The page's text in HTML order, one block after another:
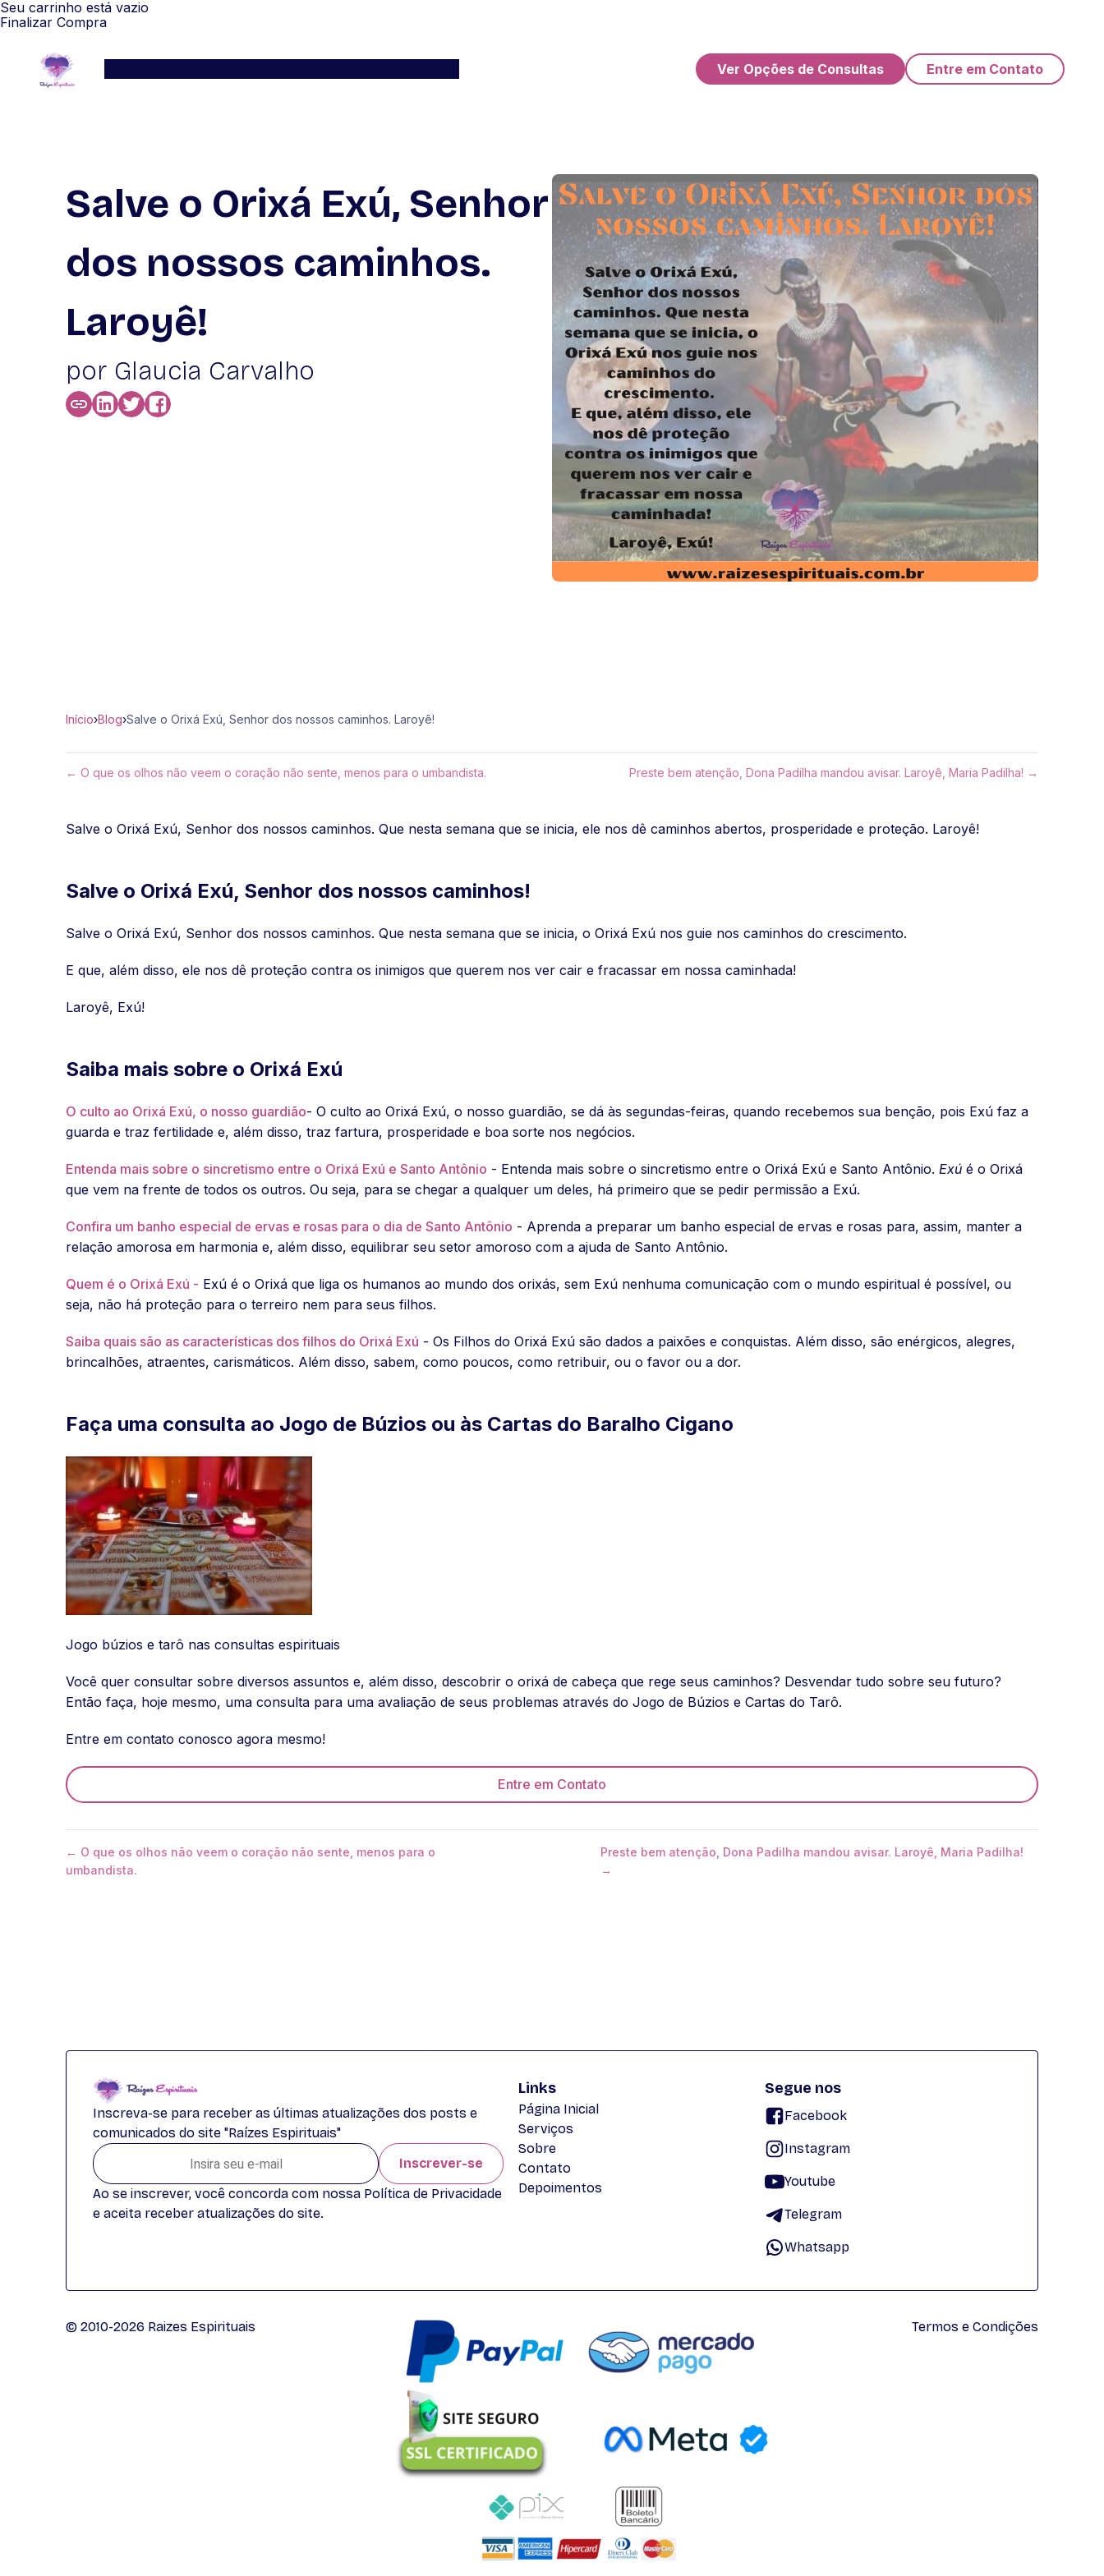
Seu carrinho está vazio
Finalizar Compra
Ver Opções de Consultas Entre em Contato
Salve o Orixá Exú, Senhor
dos nossos caminhos.
Laroyê!
por Glaucia Carvalho
Início›Blog›Salve o Orixá Exú, Senhor dos nossos caminhos. Laroyê!
← O que os olhos não veem o coração não sente, menos para o umbandista. Preste bem atenção, Dona Padilha mandou avisar. Laroyê, Maria Padilha! →
Salve o Orixá Exú, Senhor dos nossos caminhos. Que nesta semana que se inicia, ele nos dê caminhos abertos, prosperidade e proteção. Laroyê!
Salve o Orixá Exú, Senhor dos nossos caminhos!
Salve o Orixá Exú, Senhor dos nossos caminhos. Que nesta semana que se inicia, o Orixá Exú nos guie nos caminhos do crescimento.
E que, além disso, ele nos dê proteção contra os inimigos que querem nos ver cair e fracassar em nossa caminhada!
Laroyê, Exú!
Saiba mais sobre o Orixá Exú
O culto ao Orixá Exú, o nosso guardião- O culto ao Orixá Exú, o nosso guardião, se dá às segundas-feiras, quando recebemos sua benção, pois Exú faz a
guarda e traz fertilidade e, além disso, traz fartura, prosperidade e boa sorte nos negócios.
Entenda mais sobre o sincretismo entre o Orixá Exú e Santo Antônio - Entenda mais sobre o sincretismo entre o Orixá Exú e Santo Antônio. Exú é o Orixá
que vem na frente de todos os outros. Ou seja, para se chegar a qualquer um deles, há primeiro que se pedir permissão a Exú.
Confira um banho especial de ervas e rosas para o dia de Santo Antônio - Aprenda a preparar um banho especial de ervas e rosas para, assim, manter a
relação amorosa em harmonia e, além disso, equilibrar seu setor amoroso com a ajuda de Santo Antônio.
Quem é o Orixá Exú - Exú é o Orixá que liga os humanos ao mundo dos orixás, sem Exú nenhuma comunicação com o mundo espiritual é possível, ou
seja, não há proteção para o terreiro nem para seus filhos.
Saiba quais são as características dos filhos do Orixá Exú - Os Filhos do Orixá Exú são dados a paixões e conquistas. Além disso, são enérgicos, alegres,
brincalhões, atraentes, carismáticos. Além disso, sabem, como poucos, como retribuir, ou o favor ou a dor.
Faça uma consulta ao Jogo de Búzios ou às Cartas do Baralho Cigano
Jogo búzios e tarô nas consultas espirituais
Você quer consultar sobre diversos assuntos e, além disso, descobrir o orixá de cabeça que rege seus caminhos? Desvendar tudo sobre seu futuro?
Então faça, hoje mesmo, uma consulta para uma avaliação de seus problemas através do Jogo de Búzios e Cartas do Tarô.
Entre em contato conosco agora mesmo!
Entre em Contato
← O que os olhos não veem o coração não sente, menos para o
umbandista.
Preste bem atenção, Dona Padilha mandou avisar. Laroyê, Maria Padilha!
→
Inscreva-se para receber as últimas atualizações dos posts e
comunicados do site "Raízes Espirituais"
Inscrever-se
Ao se inscrever, você concorda com nossa Política de Privacidade
e aceita receber atualizações do site.
Links
Página Inicial
Serviços
Sobre
Contato
Depoimentos
Segue nos
Facebook
Instagram
Youtube
Telegram
Whatsapp
© 2010-2026 Raizes Espirituais Termos e Condições